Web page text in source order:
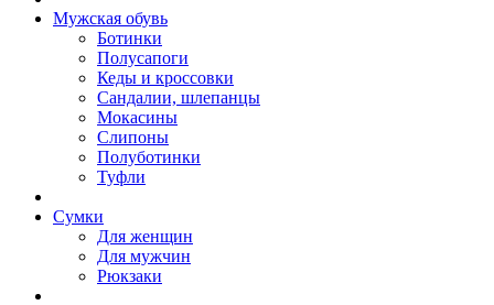
Мужская обувь
Ботинки
Полусапоги
Кеды и кроссовки
Сандалии, шлепанцы
Мокасины
Слипоны
Полуботинки
Туфли
Сумки
Для женщин
Для мужчин
Рюкзаки